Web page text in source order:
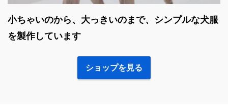
小ちゃいのから、大っきいのまで、シンプルな犬服
を製作しています
ショップを見る